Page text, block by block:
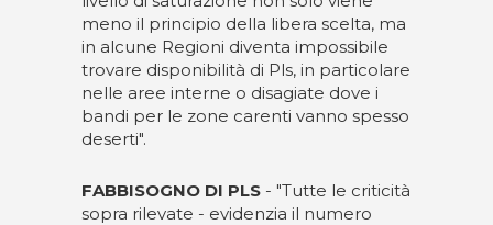
meno il principio della libera scelta, ma
in alcune Regioni diventa impossibile
trovare disponibilità di Pls, in particolare
nelle aree interne o disagiate dove i
bandi per le zone carenti vanno spesso
deserti".
FABBISOGNO DI PLS - "Tutte le criticità
sopra rilevate - evidenzia il numero